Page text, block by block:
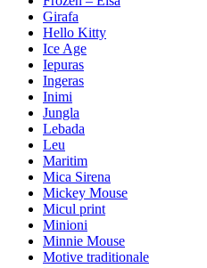
Girafa
Hello Kitty
Ice Age
Iepuras
Ingeras
Inimi
Jungla
Lebada
Leu
Maritim
Mica Sirena
Mickey Mouse
Micul print
Minioni
Minnie Mouse
Motive traditionale